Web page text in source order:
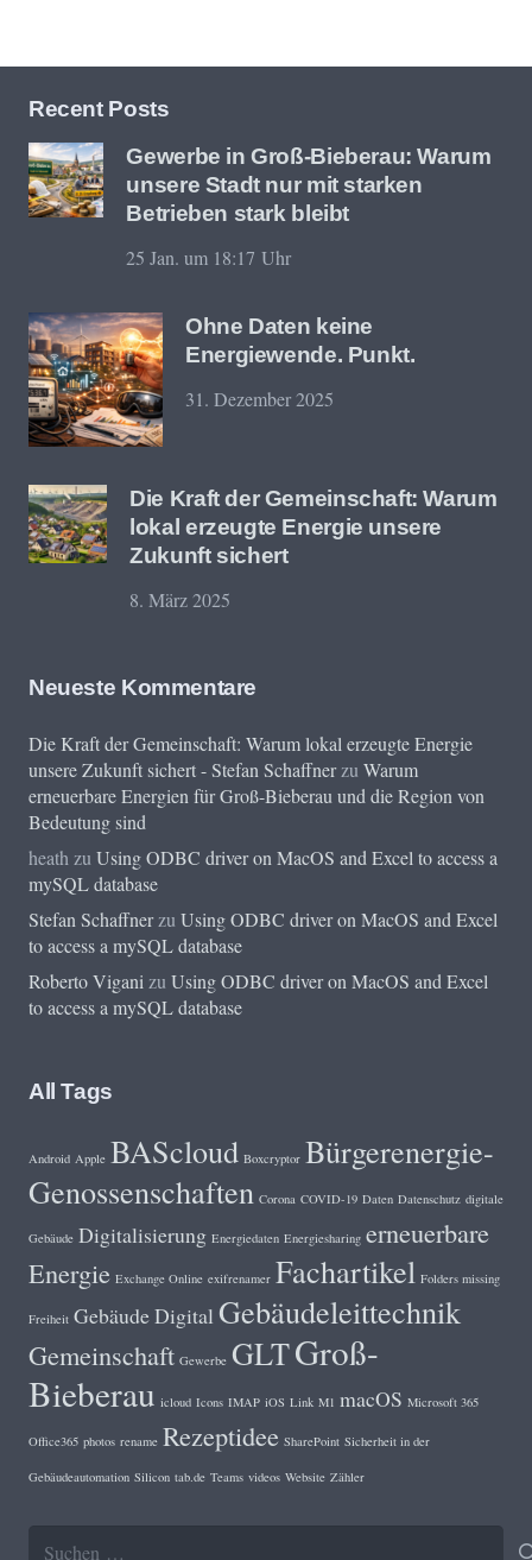
Recent Posts
Gewerbe in Groß-Bieberau: Warum
unsere Stadt nur mit starken
Betrieben stark bleibt
25 Jan. um 18:17 Uhr
Ohne Daten keine
Energiewende. Punkt.
31. Dezember 2025
Die Kraft der Gemeinschaft: Warum
lokal erzeugte Energie unsere
Zukunft sichert
8. März 2025
Neueste Kommentare
Die Kraft der Gemeinschaft: Warum lokal erzeugte Energie
unsere Zukunft sichert - Stefan Schaffnerzu Warum
erneuerbare Energien für Groß-Bieberau und die Region von
Bedeutung sind
heath zu Using ODBC driver on MacOS and Excel to access a
mySQL database
Stefan Schaffnerzu Using ODBC driver on MacOS and Excel
to access a mySQL database
Roberto Vigani zu Using ODBC driver on MacOS and Excel
to access a mySQL database
All Tags
Android Apple BAScloud Boxcryptor Bürgerenergie-
Genossenschaften Corona COVID-19 Daten Datenschutz digitale
Gebäude Digitalisierung Energiedaten Energiesharing erneuerbare
Energie Exchange Online exifrenamer Fachartikel Folders missing
Freiheit Gebäude Digital Gebäudeleittechnik
Gemeinschaft Gewerbe GLTGroß-
Bieberau icloud Icons IMAP iOS Link M1 macOS Microsoft 365
Office365 photos rename Rezeptidee SharePoint Sicherheit in der
Gebäudeautomation Silicon tab.de Teams videos Website Zähler
Suchen